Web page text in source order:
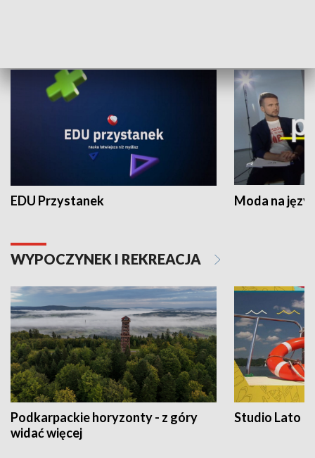
EDU Przystanek Moda na
WYPOCZYNEK I REKREACJA
Podkarpackie horyzonty - z góry
widać więcej
Studio Lato